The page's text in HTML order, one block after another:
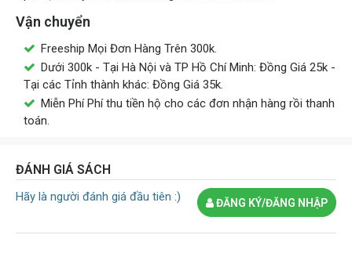
Vận chuyển
Freeship Mọi Đơn Hàng Trên 300k.
Dưới 300k - Tại Hà Nội và TP Hồ Chí Minh: Đồng Giá 25k -
Tại các Tỉnh thành khác: Đồng Giá 35k.
Miễn Phí Phí thu tiền hộ cho các đơn nhận hàng rồi thanh
toán.
ĐÁNH GIÁ SÁCH
Hãy là người đánh giá đầu tiên :) ĐĂNG KÝ/ĐĂNG NHẬP